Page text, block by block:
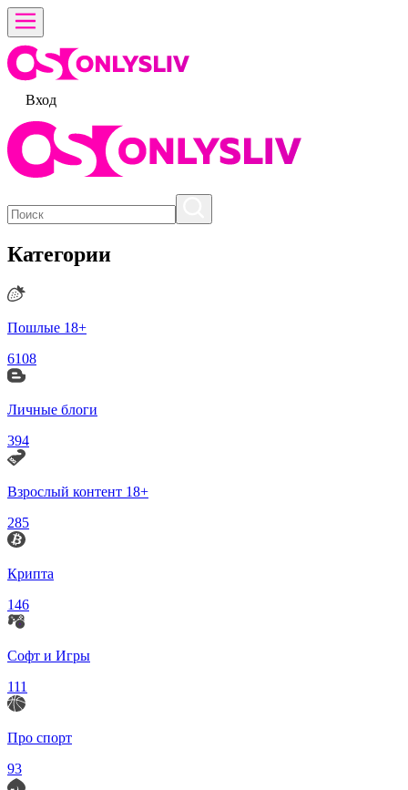
Вход
Категории
Пошлые 18+
6108
Личные блоги
394
Взрослый контент 18+
285
Крипта
146
Софт и Игры
111
Про спорт
93